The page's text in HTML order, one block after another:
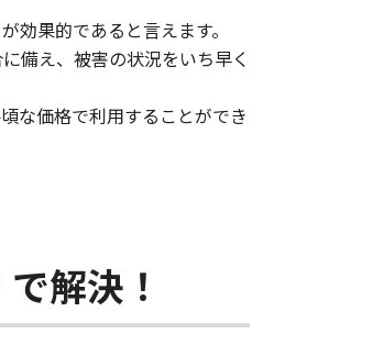
効果的であると言えます。
備え、被害の状況をいち早く
な価格で利用することができ
解決！